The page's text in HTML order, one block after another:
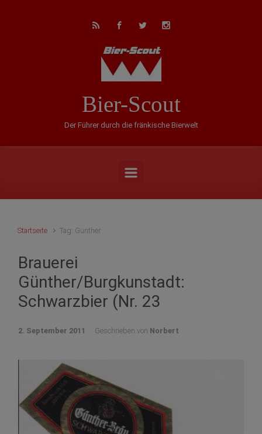
Bier-Scout
Der Führer durch die fränkische Bierwelt
Startseite Tag: Günther
Brauerei
Günther/Burgkunstadt:
Schwarzbier (Nr. 23
2. September 2011 Geschrieben von Norbert